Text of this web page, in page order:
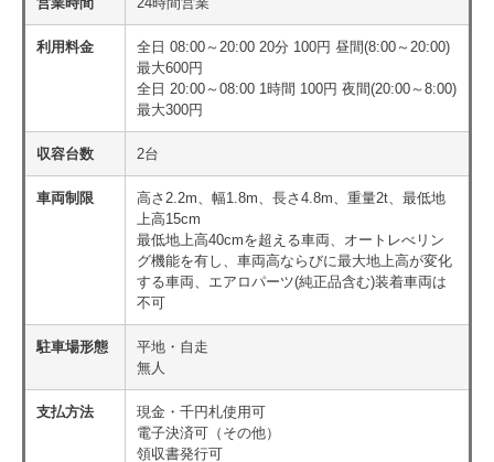
利用料金
全日 08:00～20:00 20分 100円 昼間(8:00～20:00)
最大600円
全日 20:00～08:00 1時間 100円 夜間(20:00～8:00)
最大300円
収容台数 2台
車両制限
高さ2.2m、幅1.8m、長さ4.8m、重量2t、最低地
上高15cm
最低地上高40cmを超える車両、オートレべリン
グ機能を有し、車両高ならびに最大地上高が変化
する車両、エアロパーツ(純正品含む)装着車両は
不可
駐車場形態
平地・自走
無人
支払方法
現金・千円札使用可
電子決済可（その他）
領収書発行可